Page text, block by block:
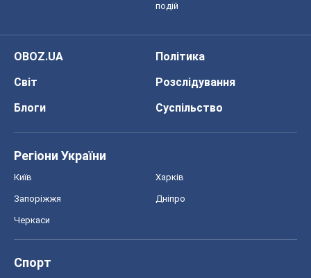
подій
OBOZ.UA
Політика
Світ
Розслідування
Блоги
Суспільство
Регіони України
Київ Харків
Запоріжжя Дніпро
Черкаси
Спорт